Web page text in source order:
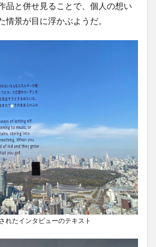
品と併せ見ることで、個人の想い
景が目に浮かぶようだ。
れたインタビューのテキスト